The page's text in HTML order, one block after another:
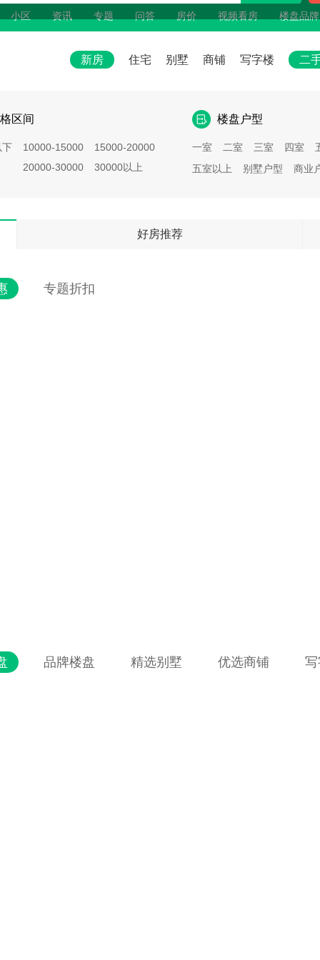
小区 资讯 专题 问答 房价 视频看房 楼盘品牌
新房 住宅 别墅 商铺 写字楼 二
区间
下 10000-15000
15000-20000
20000-30000
30000以上
楼盘户型
一室 二室 三室 四室
五室以上
别墅户型 商业
好房推荐
专题折扣
品牌楼盘 精选别墅 优选商铺